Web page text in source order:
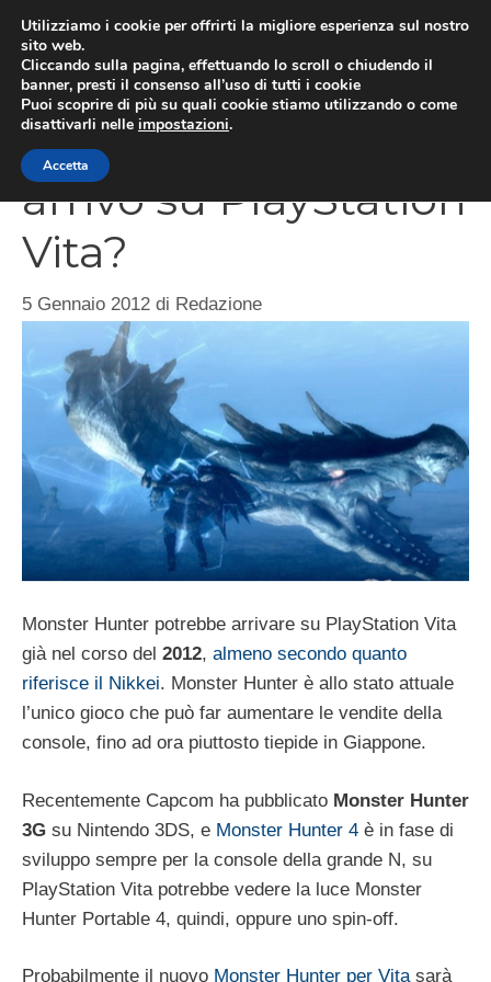
contenuto
Monster Hunter in
arrivo su PlayStation
Vita?
5 Gennaio 2012 di Redazione
Monster Hunter potrebbe arrivare su PlayStation Vita
già nel corso del 2012, almeno secondo quanto
riferisce il Nikkei. Monster Hunter è allo stato attuale
l’unico gioco che può far aumentare le vendite della
console, fino ad ora piuttosto tiepide in Giappone.
Recentemente Capcom ha pubblicato Monster Hunter
3G su Nintendo 3DS, e Monster Hunter 4 è in fase di
sviluppo sempre per la console della grande N, su
PlayStation Vita potrebbe vedere la luce Monster
Hunter Portable 4, quindi, oppure uno spin-off.
Probabilmente il nuovo Monster Hunter per Vitasarà
Utilizziamo i cookie per offrirti la migliore esperienza sul nostro
sito web.
Cliccando sulla pagina, effettuando lo scroll o chiudendo il
banner, presti il consenso all’uso di tutti i cookie
Puoi scoprire di più su quali cookie stiamo utilizzando o come
disattivarli nelle impostazioni.
Accetta